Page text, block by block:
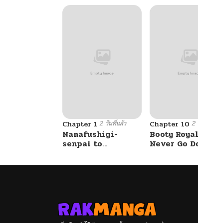
Chapter 1 2 วันที่แล้ว
Nanafushigi-
senpai to
Chapter 10 2
Booty
Never Go